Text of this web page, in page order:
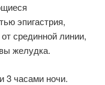
эпигастрия,
срединной линии,
желудка.
3 часами ночи.